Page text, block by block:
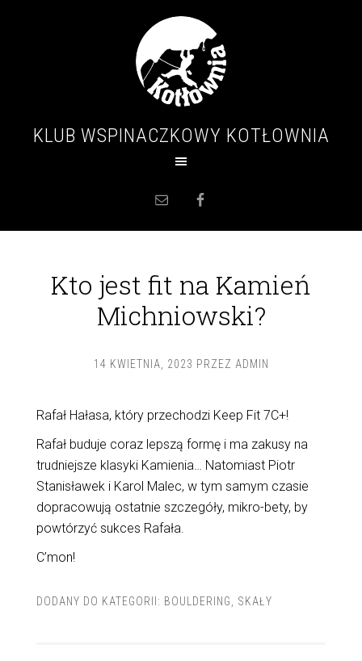
KLUB WSPINACZKOWY KOTŁOWNIA
Kto jest fit na Kamień
Michniowski?
14 KWIETNIA, 2023 PRZEZ ADMIN
Rafał Hałasa, który przechodzi Keep Fit 7C+!
Rafał buduje coraz lepszą formę i ma zakusy na
trudniejsze klasyki Kamienia… Natomiast Piotr
Stanisławek i Karol Malec, w tym samym czasie
dopracowują ostatnie szczegóły, mikro-bety, by
powtórzyć sukces Rafała.
C’mon!
DODANY DO KATEGORII: BOULDERING SKAŁY